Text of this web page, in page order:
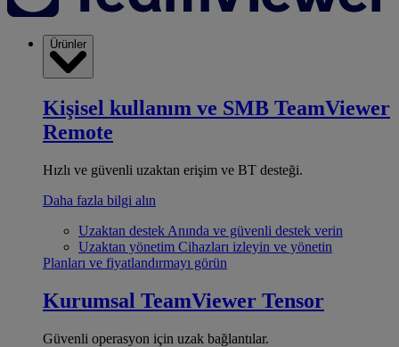
Ürünler
Kişisel kullanım ve SMB TeamViewer
Remote
Hızlı ve güvenli uzaktan erişim ve BT desteği.
Daha fazla bilgi alın
Uzaktan destek Anında ve güvenli destek verin
Uzaktan yönetim Cihazları izleyin ve yönetin
Planları ve fiyatlandırmayı görün
Kurumsal TeamViewer Tensor
Güvenli operasyon için uzak bağlantılar.